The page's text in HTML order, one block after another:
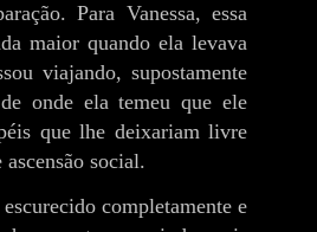
Para Vanessa, essa
maior quando ela levava
viajando, supostamente
onde ela temeu que ele
que lhe deixariam livre
social.
completamente e